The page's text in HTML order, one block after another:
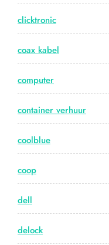
clicktronic
coax kabel
computer
container verhuur
coolblue
coop
dell
delock